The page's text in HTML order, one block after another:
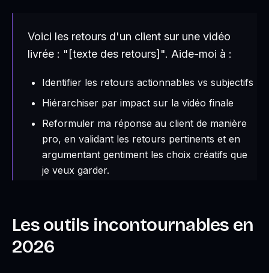
Voici les retours d'un client sur une vidéo
livrée : "[texte des retours]". Aide-moi à :
Identifier les retours actionnables vs subjectifs
Hiérarchiser par impact sur la vidéo finale
Reformuler ma réponse au client de manière
pro, en validant les retours pertinents et en
argumentant gentiment les choix créatifs que
je veux garder.
Les outils incontournables en
2026